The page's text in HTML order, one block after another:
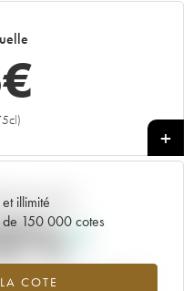
€
+
illimité
de 150 000 cotes
COTE
de la cote
2018 en 2026 par rapport à